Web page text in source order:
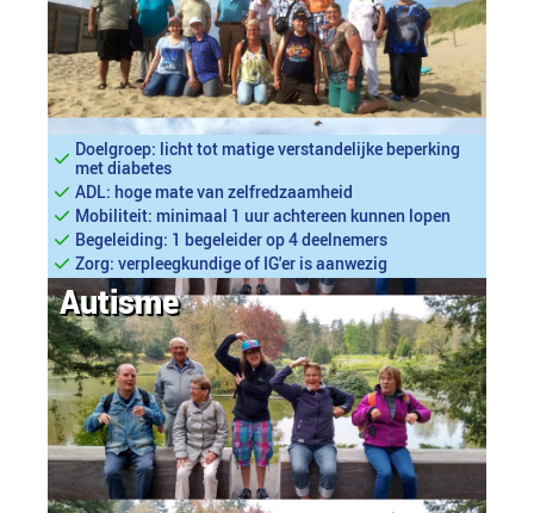
Doelgroep: licht tot matige verstandelijke beperking
met diabetes
ADL: hoge mate van zelfredzaamheid
Mobiliteit: minimaal 1 uur achtereen kunnen lopen
Begeleiding: 1 begeleider op 4 deelnemers
Zorg: verpleegkundige of IG'er is aanwezig
Autisme